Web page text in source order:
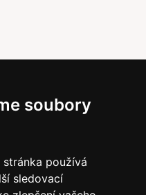
soubory
používá
sledovací